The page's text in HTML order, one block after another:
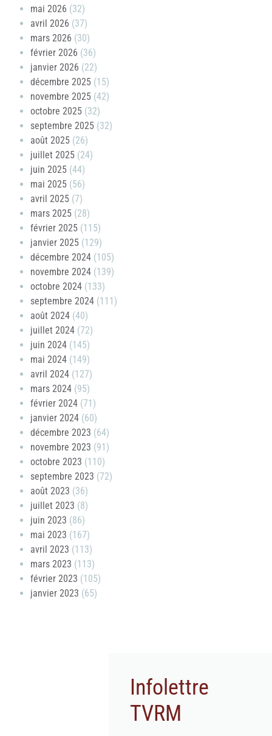
mai 2026 (32)
avril 2026 (37)
mars 2026 (30)
février 2026 (36)
janvier 2026 (22)
décembre 2025 (15)
novembre 2025 (42)
octobre 2025 (32)
septembre 2025 (32)
août 2025 (26)
juillet 2025 (24)
juin 2025 (44)
mai 2025 (56)
avril 2025 (7)
mars 2025 (28)
février 2025 (115)
janvier 2025 (129)
décembre 2024 (105)
novembre 2024 (139)
octobre 2024 (133)
septembre 2024 (111)
août 2024 (40)
juillet 2024 (72)
juin 2024 (145)
mai 2024 (149)
avril 2024 (127)
mars 2024 (95)
février 2024 (71)
janvier 2024 (60)
décembre 2023 (64)
novembre 2023 (91)
octobre 2023 (110)
septembre 2023 (72)
août 2023 (36)
juillet 2023 (8)
juin 2023 (86)
mai 2023 (167)
avril 2023 (113)
mars 2023 (113)
février 2023 (105)
janvier 2023 (65)
Infolettre
TVRM